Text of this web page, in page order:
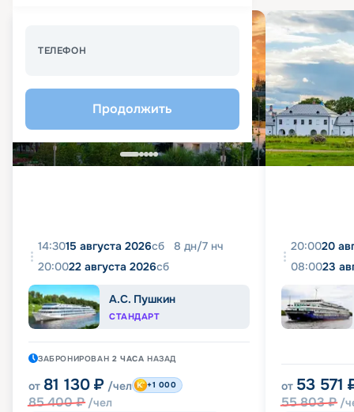
ТЕЛЕФОН
Продолжить
14:3015 августа 2026сб 8 дн/7 нч
20:0022 августа 2026сб
А.С. Пушкин
СТАНДАРТ
ЗАБРОНИРОВАН 2 ЧАСА НАЗАД
от 81 130 ₽ /чел
85 400₽ /чел
+1 000
20:0020
08:0023
от 53 571
55 803₽ /